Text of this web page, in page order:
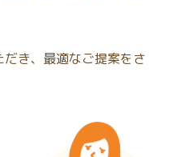
き、最適なご提案をさ